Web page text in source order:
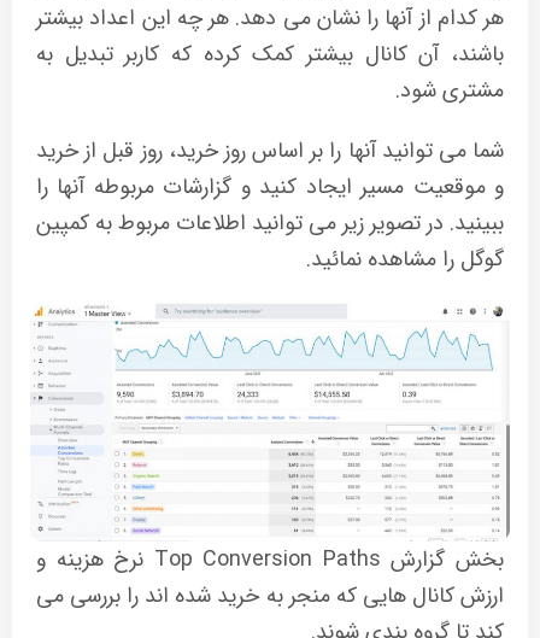
هر کدام از آنها را نشان می دهد. هر چه این اعداد بیشتر
باشند، آن کانال بیشتر کمک کرده که کاربر تبدیل به
مشتری شود.
شما می توانید آنها را بر اساس روز خرید، روز قبل از خرید
و موقعیت مسیر ایجاد کنید و گزارشات مربوطه آنها را
ببینید. در تصویر زیر می توانید اطلاعات مربوط به کمپین
گوگل را مشاهده نمائید.
بخش گزارش Top Conversion Paths نرخ هزینه و
ارزش کانال هایی که منجر به خرید شده اند را بررسی می